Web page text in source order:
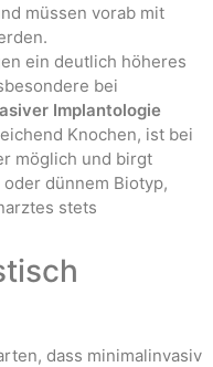
müssen vorab mit
ein deutlich höheres
bei
Implantologie
Knochen, ist bei
möglich und birgt
dünnem Biotyp,
stets
dass minimalinvasiv